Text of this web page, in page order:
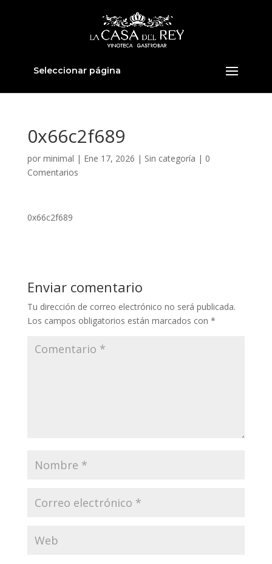
Seleccionar página
0x66c2f689
por minimal | Ene 17, 2026 | Sin categoría | 0
Comentarios
0x66c2f689
Enviar comentario
Tu dirección de correo electrónico no será publicada.
Los campos obligatorios están marcados con *